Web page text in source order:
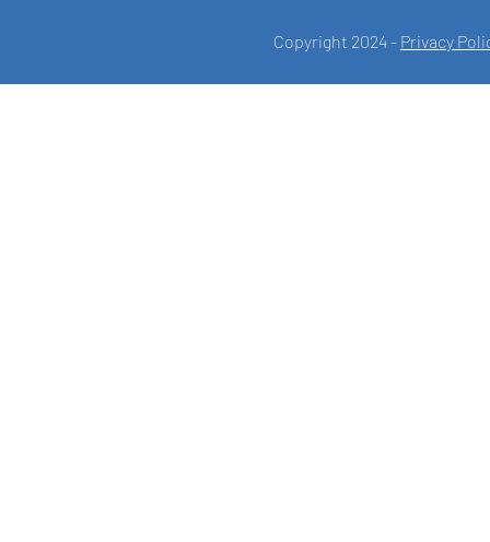
Copyright 2024 - Privacy